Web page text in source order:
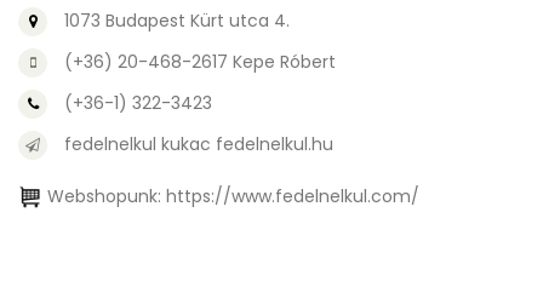
1073 Budapest Kürt utca 4.
(+36) 20-468-2617 Kepe Róbert
(+36-1) 322-3423
fedelnelkul kukac fedelnelkul.hu
Webshopunk: https://www.fedelnelkul.com/